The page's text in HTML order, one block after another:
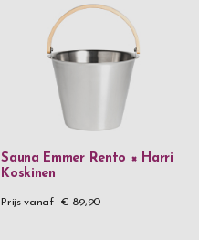
Sauna Emmer Rento × Harri
Koskinen
Prijs vanaf € 89,90